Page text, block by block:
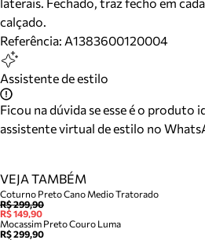
calçado.
Referência: A1383600120004
Assistente de estilo
Ficou na dúvida se esse é o produto
assistente virtual de estilo no
VEJA TAMBÉM
Coturno Preto Cano Medio Tratorado
R$ 299,90
R$ 149,90
Mocassim Preto Couro Luma
R$ 299,90